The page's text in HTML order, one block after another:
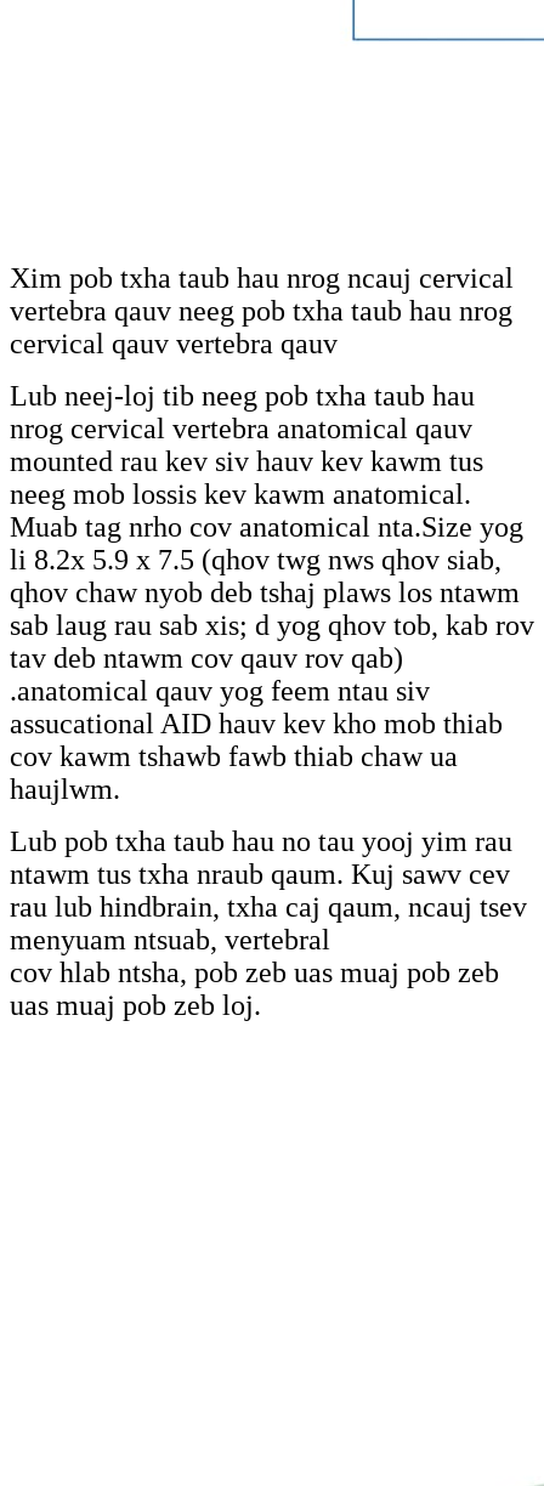
Xim pob txha taub hau nrog ncauj cervical
vertebra qauv neeg pob txha taub hau nrog
cervical qauv vertebra qauv
Lub neej-loj tib neeg pob txha taub hau
nrog cervical vertebra anatomical qauv
mounted rau kev siv hauv kev kawm tus
neeg mob lossis kev kawm anatomical.
Muab tag nrho cov anatomical nta.Size yog
li 8.2x 5.9 x 7.5 (qhov twg nws qhov siab,
qhov chaw nyob deb tshaj plaws los ntawm
sab laug rau sab xis; d yog qhov tob, kab rov
tav deb ntawm cov qauv rov qab)
.anatomical qauv yog feem ntau siv
assucational AID hauv kev kho mob thiab
cov kawm tshawb fawb thiab chaw ua
haujlwm.
Lub pob txha taub hau no tau yooj yim rau
ntawm tus txha nraub qaum. Kuj sawv cev
rau lub hindbrain, txha caj qaum, ncauj tsev
menyuam ntsuab, vertebral
cov hlab ntsha, pob zeb uas muaj pob zeb
uas muaj pob zeb loj.